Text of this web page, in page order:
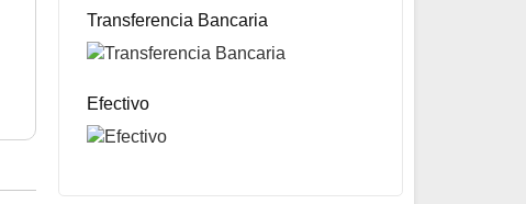
Precio sin impuestos nacionales:$869
10% OFFabonando con Efectivo
Transferencia Bancaria
Efectivo